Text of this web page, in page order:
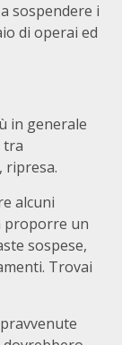
sospendere i
di operai ed
in generale
tra
ripresa.
alcuni
proporre un
sospese,
Trovai